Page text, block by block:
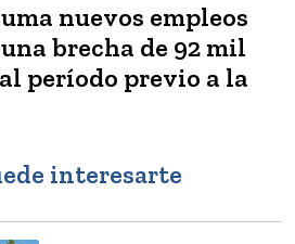
nuevos empleos
brecha de 92 mil
período previo a la
interesarte